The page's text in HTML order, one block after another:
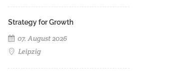
Strategy for Growth
07. August 2026
Leipzig